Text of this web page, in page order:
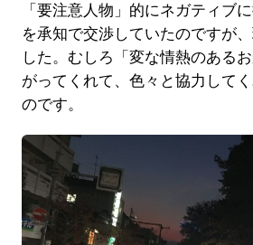
「要注意人物」的にネガティブ
を承知で交渉していたのですが
した。むしろ「変な情熱のある
がってくれて、色々と協力して
のです。